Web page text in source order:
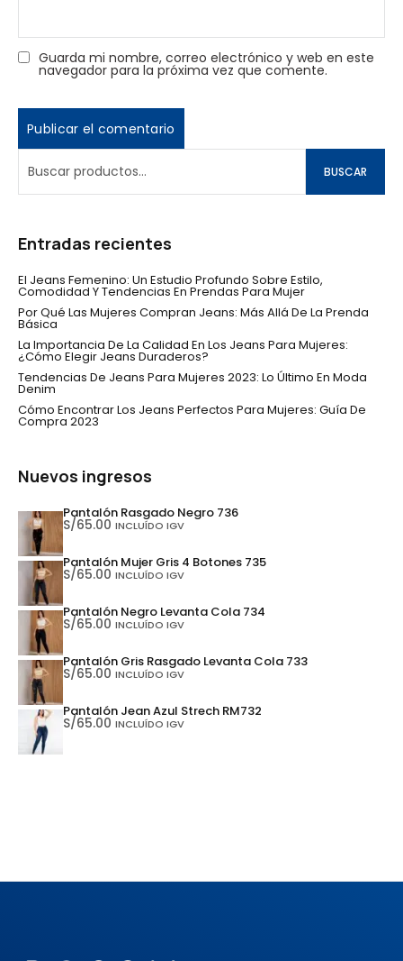
Guarda mi nombre, correo electrónico y web en este
navegador para la próxima vez que comente.
BUSCAR
Entradas recientes
El Jeans Femenino: Un Estudio Profundo Sobre Estilo,
Comodidad Y Tendencias En Prendas Para Mujer
Por Qué Las Mujeres Compran Jeans: Más Allá De La Prenda
Básica
La Importancia De La Calidad En Los Jeans Para Mujeres:
¿Cómo Elegir Jeans Duraderos?
Tendencias De Jeans Para Mujeres 2023: Lo Último En Moda
Denim
Cómo Encontrar Los Jeans Perfectos Para Mujeres: Guía De
Compra 2023
Nuevos ingresos
Pantalón Rasgado Negro 736
S/65.00 INCLUÍDO IGV
Pantalón Mujer Gris 4 Botones 735
S/65.00 INCLUÍDO IGV
Pantalón Negro Levanta Cola 734
S/65.00 INCLUÍDO IGV
Pantalón Gris Rasgado Levanta Cola 733
S/65.00 INCLUÍDO IGV
Pantalón Jean Azul Strech RM732
S/65.00 INCLUÍDO IGV